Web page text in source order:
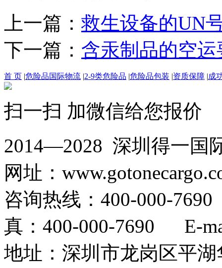
上一篇：救生设备的UN
下一篇： 含汞制品的空运
首 页 |危险品国际物流 |2-9类危险品 |危险品包装 |资质保障 |成
扫一扫 加微信给您报价
2014—2028 深圳得一国
网址：
咨询热线：400-000-
真：400-000-7690 E-
地址：深圳市龙岗区平